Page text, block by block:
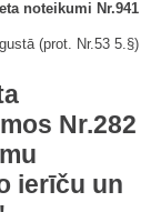
noteikumi Nr.941
(prot. Nr.53 5.§)
Nr.282
ierīču un